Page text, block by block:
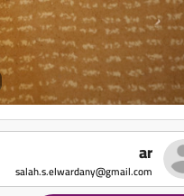
ar
salah.s.elwardany@gmail.com